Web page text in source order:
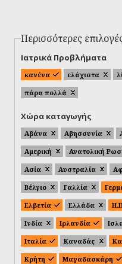
Περισσότερες
Ιατρικά Προβλήματα
κανένα ελάχιστα
πάρα πολλά
Χώρα καταγωγής
Αβάνα Αβησσυνία
Αμερική
Ανατολική
Ασία
Αυστραλία
Βέλγιο
Γαλλία
Ελβετία
Ελλάδα
Ινδία
Ιρλανδία
Ιταλία
Καναδάς
Κρήτη
Μαγαδασκάρη